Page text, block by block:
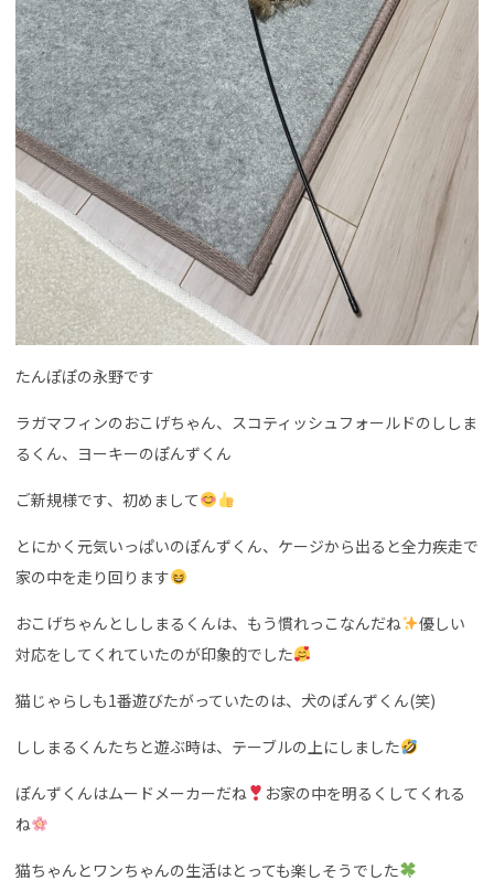
たんぽぽの永野です
ラガマフィンのおこげちゃん、スコティッシュフォールドのししま
るくん、ヨーキーのぽんずくん
ご新規様です、初めまして
とにかく元気いっぱいのぽんずくん、ケージから出ると全力疾走で
家の中を走り回ります
おこげちゃんとししまるくんは、もう慣れっこなんだね
優しい
対応をしてくれていたのが印象的でした
猫じゃらしも1番遊びたがっていたのは、犬のぽんずくん(笑)
ししまるくんたちと遊ぶ時は、テーブルの上にしました
ぽんずくんはムードメーカーだね
お家の中を明るくしてくれる
ね
猫ちゃんとワンちゃんの生活はとっても楽しそうでした